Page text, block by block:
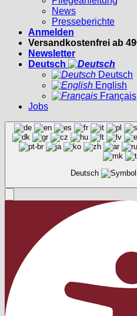
News
Presseberichte
Anmelden
Versandkostenfrei ab
Newsletter
Deutsch
Deutsch
English
Français
Jobs
Deutsch